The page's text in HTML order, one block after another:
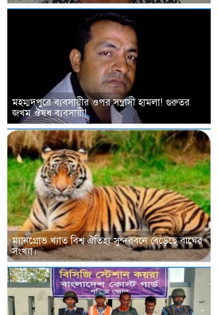
মহম্মদপুরে ব্যবসায়ীর ওপর সন্ত্রাসী হামলা! গুরুতর
জখম ঔষধ ব্যবসায়ী!
ম্যানগ্রোভ খ্যাত বিশ্ব ঐতিহ্য সুন্দরবনে বেড়েছে বাঘের
সংখ্যা।